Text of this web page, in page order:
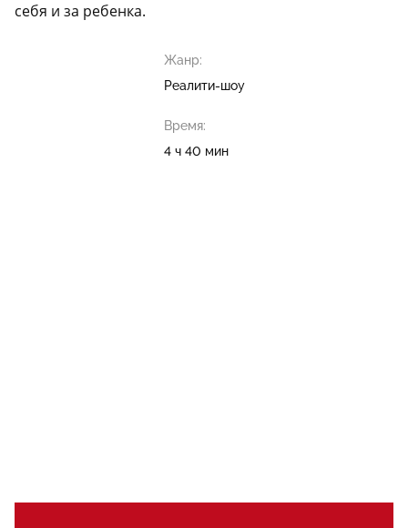
себя и за ребенка.
Жанр:
Реалити-шоу
Время:
4 ч 40 мин